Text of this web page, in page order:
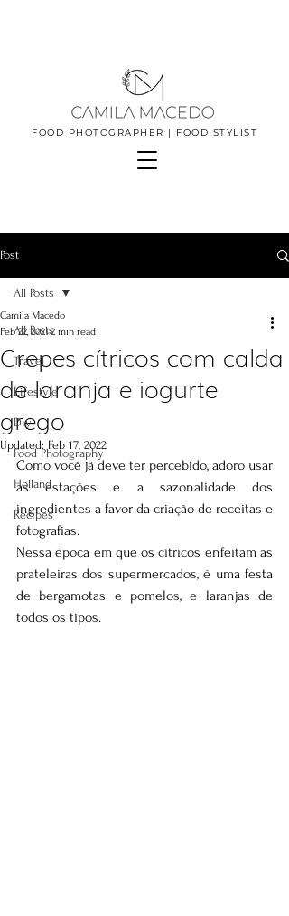
FOOD PHOTOGRAPHER | FOOD STYLIST
Post
All Posts
Travel
Lifestyle
Diy
Food Photography
Holland
Recipes
All Posts
Crepes cítricos com calda
de laranja e iogurte
grego
Camila Macedo
Feb 22, 20212 min read
Updated:Feb 17, 2022
Como você já deve ter percebido, adoro usar
as estações e a sazonalidade dos
ingredientes a favor da criação de receitas e
fotografias.
Nessa época em que os cítricos enfeitam as
prateleiras dos supermercados, é uma festa
de bergamotas e pomelos, e laranjas de
todos os tipos.